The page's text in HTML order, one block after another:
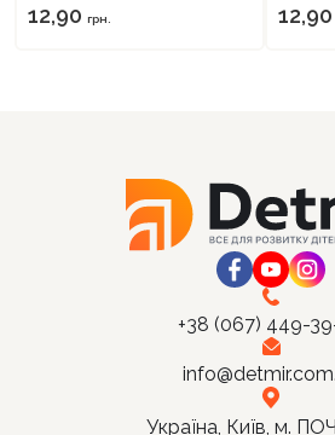
12,90 грн. 12,90
+38 (067) 449-
Україна, Київ, м.
Продовжити